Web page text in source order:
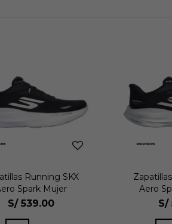
Running SKX
Spark Mujer
S/ 539.00
Aero
S/